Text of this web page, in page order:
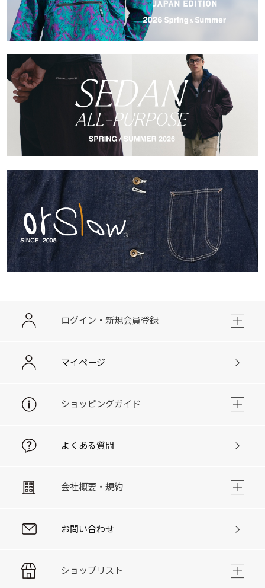
ログイン・新規会員登録
マイページ
ショッピングガイド
よくある質問
会社概要・規約
お問い合わせ
ショップリスト